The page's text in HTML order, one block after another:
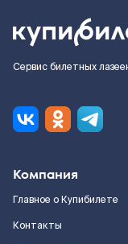
Сервис билетных
Компания
Главное о Купибилете
Контакты